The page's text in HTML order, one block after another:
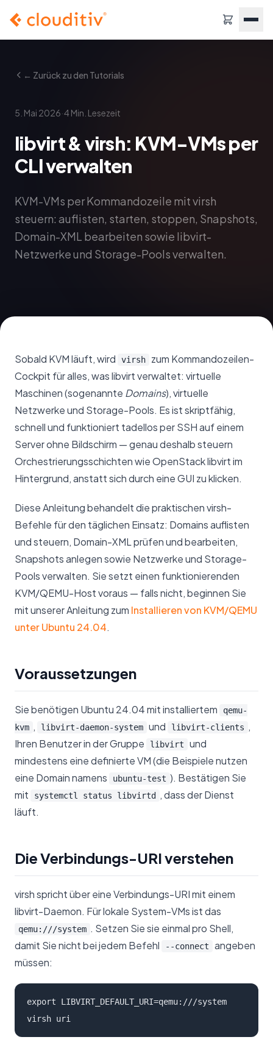
← Zurück zu den Tutorials
5. Mai 2026·4 Min. Lesezeit
libvirt & virsh: KVM-VMs per
CLI verwalten
KVM-VMs per Kommandozeile mit virsh
steuern: auflisten, starten, stoppen, Snapshots,
Domain-XML bearbeiten sowie libvirt-
Netzwerke und Storage-Pools verwalten.
Sobald KVM läuft, wird virsh
zum Kommandozeilen-
Cockpit für alles, was libvirt verwaltet: virtuelle
Maschinen (sogenannte Domains), virtuelle
Netzwerke und Storage-Pools. Es ist skriptfähig,
schnell und funktioniert tadellos per SSH auf einem
Server ohne Bildschirm — genau deshalb steuern
Orchestrierungsschichten wie OpenStack libvirt im
Hintergrund, anstatt sich durch eine GUI zu klicken.
Diese Anleitung behandelt die praktischen virsh-
Befehle für den täglichen Einsatz: Domains auflisten
und steuern, Domain-XML prüfen und bearbeiten,
Snapshots anlegen sowie Netzwerke und Storage-
Pools verwalten. Sie setzt einen funktionierenden
KVM/QEMU-Host voraus — falls nicht, beginnen Sie
mit unserer Anleitung zum Installieren von KVM/QEMU
unter Ubuntu 24.04.
Voraussetzungen
Sie benötigen Ubuntu 24.04 mit installiertem
qemu-
kvm , libvirt-daemon-system und libvirt-clients ,
Ihren Benutzer in der Gruppe
libvirt
und
mindestens eine definierte VM (die Beispiele nutzen
eine Domain namens
ubuntu-test ). Bestätigen Sie
mit
systemctl status libvirtd
, dass der Dienst
läuft.
Die Verbindungs-URI verstehen
virsh spricht über eine Verbindungs-URI mit einem
libvirt-Daemon. Für lokale System-VMs ist das
qemu:///system . Setzen Sie sie einmal pro Shell,
damit Sie nicht bei jedem Befehl
--connect
angeben
müssen:
export LIBVIRT_DEFAULT_URI=qemu:///system
virsh uri